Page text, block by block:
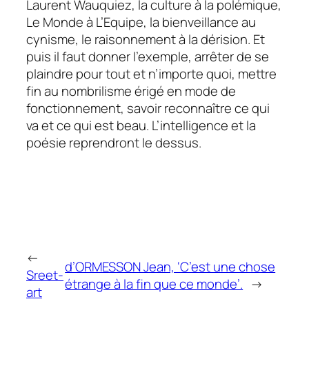
Laurent Wauquiez, la culture à la polémique,
Le Mondeà L’Equipe, la bienveillance au
cynisme, le raisonnement à la dérision. Et
puis il faut donner l’exemple, arrêter de se
plaindre pour tout et n’importe quoi, mettre
fin au nombrilisme érigé en mode de
fonctionnement, savoir reconnaître ce qui
va et ce qui est beau. L’intelligence et la
poésie reprendront le dessus.
←
Sreet-
art
d’ORMESSON Jean, ‘C’est une chose
étrange à la fin que ce monde’. →